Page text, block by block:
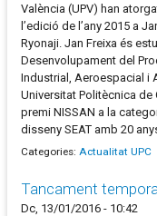
València (UPV) han
l’edició de l’any 2015 a
Ryonaji. Jan Freixa és
Desenvolupament del
Industrial, Aeroespacial i
Universitat Politècnica de
premi NISSAN a la
disseny SEAT amb 20
Categories: Actualitat UPC
Tancament
Dc, 13/01/2016 - 10:42